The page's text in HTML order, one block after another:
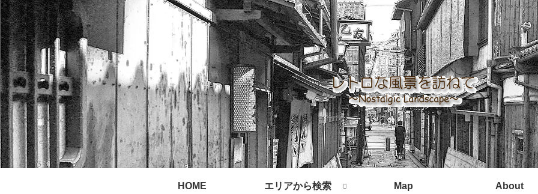
HOME エリアから検索 Map About